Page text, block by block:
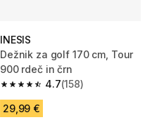
INESIS
Dežnik za golf 170 cm, Tour
900 rdeč in črn
4.7
4.7 od 5 zvezdic from 158
(158)
29,99 €